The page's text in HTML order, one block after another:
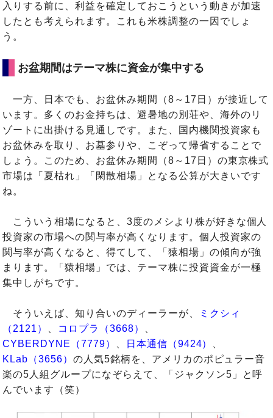
入りする前に、利益を確定しておこうという動きが加速
したとも考えられます。これも米株調整の一因でしょ
う。
お盆期間はテーマ株に資金が集中する
一方、日本でも、お盆休み期間（8～17日）が接近して
います。多くのお金持ちは、避暑地の別荘や、海外のリ
ゾートに出掛ける見通しです。また、国内機関投資家も
お盆休みを取り、お墓参りや、こぞって帰省することで
しょう。このため、お盆休み期間（8～17日）の東京株式
市場は「夏枯れ」「閑散相場」となる公算が大きいです
ね。
こういう相場になると、3度のメシより株が好きな個人
投資家の市場への関与率が高くなります。個人投資家の
関与率が高くなると、得てして、「猿相場」の傾向が強
まります。「猿相場」では、テーマ株に投資資金が一極
集中しがちです。
そういえば、知り合いのディーラーが、
ミクシィ
（2121）
コロプラ（3668）
CYBERDYNE（7779）
日本通信（9424）
KLab（3656）の人気5銘柄を、アメリカのポピュラー音
楽の5人組グループになぞらえて、「ジャクソン5」と呼
んでいます（笑）